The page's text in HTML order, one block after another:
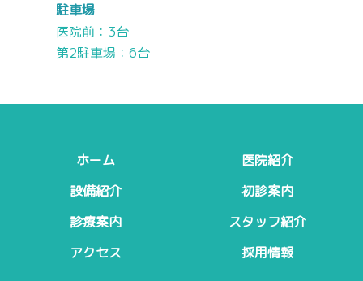
駐車場
医院前：3台
第2駐車場：6台
ホーム
医院紹介
設備紹介
初診案内
診療案内
スタッフ紹介
アクセス
採用情報